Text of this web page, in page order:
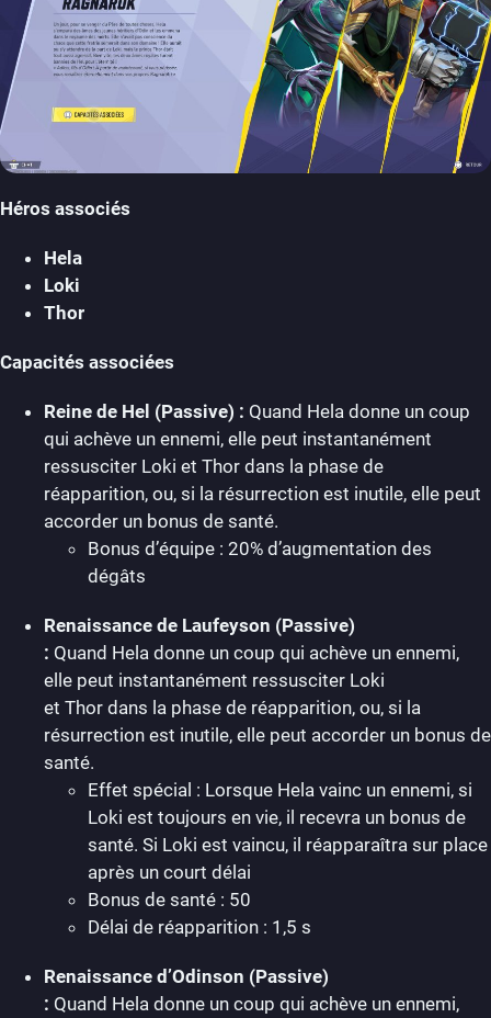
Héros associés
Hela
Loki
Thor
Capacités associées
Reine de Hel (Passive) : Quand Hela donne un coup
qui achève un ennemi, elle peut instantanément
ressusciter Loki et Thor dans la phase de
réapparition, ou, si la résurrection est inutile, elle peut
accorder un bonus de santé.
Bonus d’équipe : 20% d’augmentation des
dégâts
Renaissance de Laufeyson (Passive)
: Quand Hela donne un coup qui achève un ennemi,
elle peut instantanément ressusciter Loki
et Thor dans la phase de réapparition, ou, si la
résurrection est inutile, elle peut accorder un bonus de
santé.
Effet spécial : Lorsque Hela vainc un ennemi, si
Loki est toujours en vie, il recevra un bonus de
santé. Si Loki est vaincu, il réapparaîtra sur place
après un court délai
Bonus de santé : 50
Délai de réapparition : 1,5 s
Renaissance d’Odinson (Passive)
: Quand Hela donne un coup qui achève un ennemi,